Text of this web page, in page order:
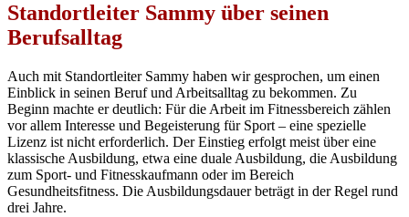
Standortleiter Sammy über seinen
Berufsalltag
Auch mit Standortleiter Sammy haben wir gesprochen, um einen
Einblick in seinen Beruf und Arbeitsalltag zu bekommen. Zu
Beginn machte er deutlich: Für die Arbeit im Fitnessbereich zählen
vor allem Interesse und Begeisterung für Sport – eine spezielle
Lizenz ist nicht erforderlich. Der Einstieg erfolgt meist über eine
klassische Ausbildung, etwa eine duale Ausbildung, die Ausbildung
zum Sport- und Fitnesskaufmann oder im Bereich
Gesundheitsfitness. Die Ausbildungsdauer beträgt in der Regel rund
drei Jahre.